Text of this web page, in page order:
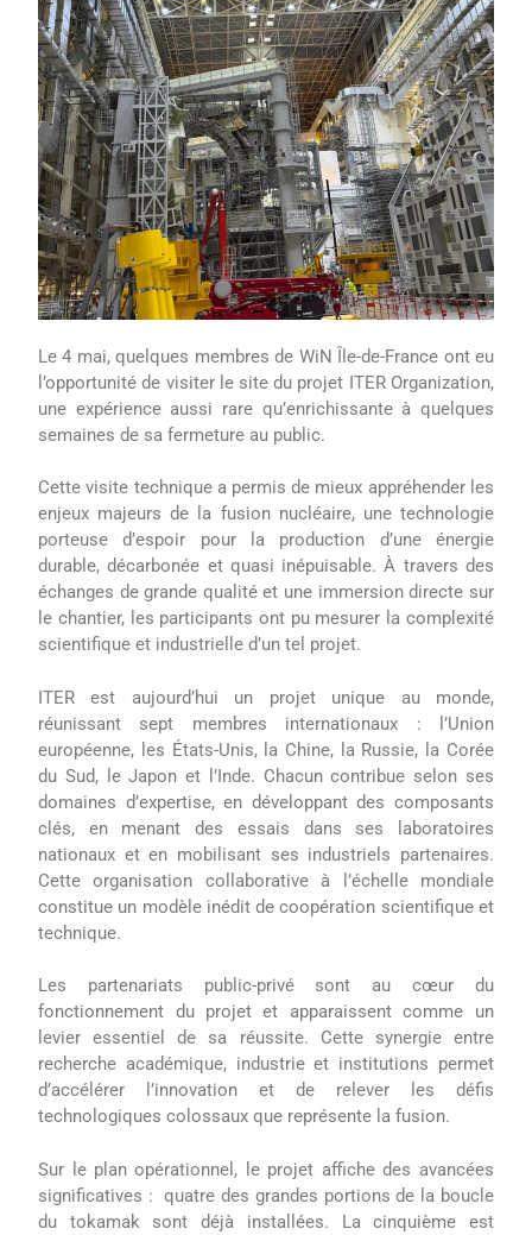
Le 4 mai, quelques membres de WiN Île-de-France ont eu
l’opportunité de visiter le site du projet ITER Organization,
une expérience aussi rare qu’enrichissante à quelques
semaines de sa fermeture au public.
Cette visite technique a permis de mieux appréhender les
enjeux majeurs de la fusion nucléaire, une technologie
porteuse d’espoir pour la production d’une énergie
durable, décarbonée et quasi inépuisable. À travers des
échanges de grande qualité et une immersion directe sur
le chantier, les participants ont pu mesurer la complexité
scientifique et industrielle d’un tel projet.
ITER est aujourd’hui un projet unique au monde,
réunissant sept membres internationaux : l’Union
européenne, les États-Unis, la Chine, la Russie, la Corée
du Sud, le Japon et l’Inde. Chacun contribue selon ses
domaines d’expertise, en développant des composants
clés, en menant des essais dans ses laboratoires
nationaux et en mobilisant ses industriels partenaires.
Cette organisation collaborative à l’échelle mondiale
constitue un modèle inédit de coopération scientifique et
technique.
Les partenariats public-privé sont au cœur du
fonctionnement du projet et apparaissent comme un
levier essentiel de sa réussite. Cette synergie entre
recherche académique, industrie et institutions permet
d’accélérer l’innovation et de relever les défis
technologiques colossaux que représente la fusion.
Sur le plan opérationnel, le projet affiche des avancées
significatives : quatre des grandes portions de la boucle
du tokamak sont déjà installées. La cinquième est